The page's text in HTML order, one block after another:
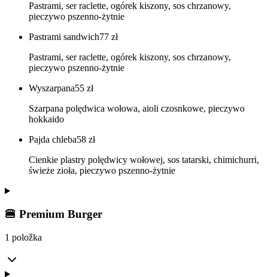
Pastrami, ser raclette, ogórek kiszony, sos chrzanowy,
pieczywo pszenno-żytnie
Pastrami sandwich77 zł
Pastrami, ser raclette, ogórek kiszony, sos chrzanowy,
pieczywo pszenno-żytnie
Wyszarpana55 zł
Szarpana polędwica wołowa, aioli czosnkowe, pieczywo
hokkaido
Pajda chleba58 zł
Cienkie plastry polędwicy wołowej, sos tatarski, chimichurri,
świeże zioła, pieczywo pszenno-żytnie
🍔 Premium Burger
1 položka